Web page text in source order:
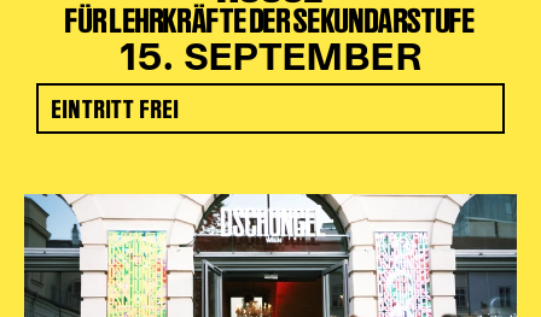
FÜR LEHRKRÄFTE DER SEKUNDARSTUFE
15. SEPTEMBER
EINTRITT FREI